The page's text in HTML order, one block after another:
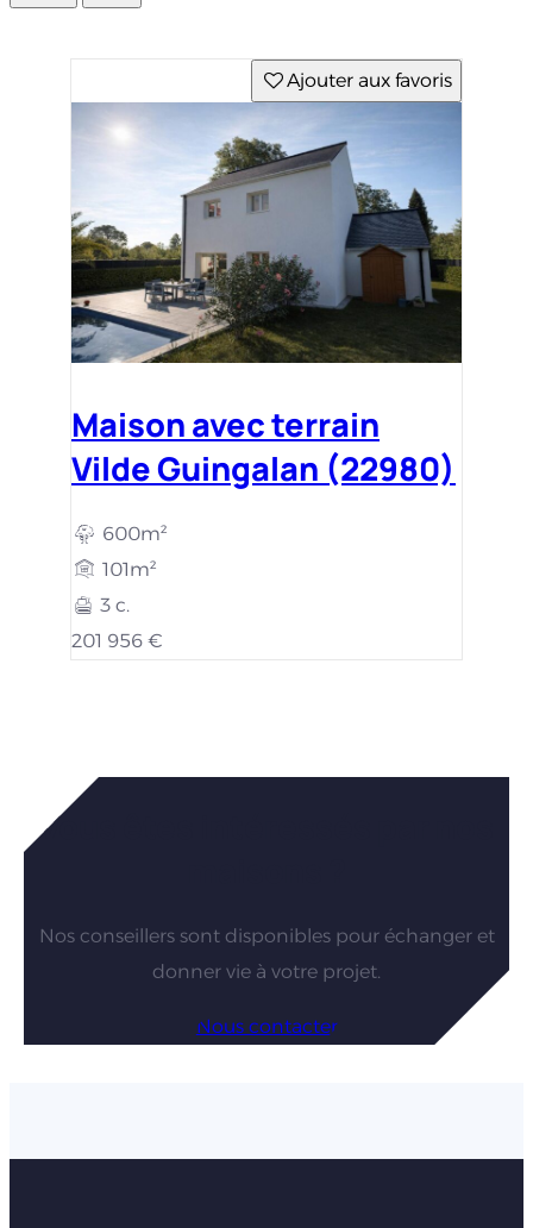
Ajouter aux favoris
Maison avec terrain
Vilde Guingalan (22980)
600m²
101m²
3 c.
201 956 €
Vous êtes intéressés par nos
Nos conseillers sont disponibles pour échanger et
donner vie à votre projet.
Nous contacter